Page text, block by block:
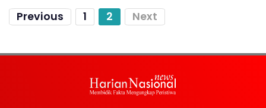
Previous 1 2 Next